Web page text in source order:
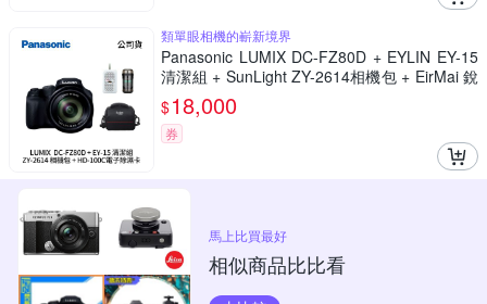
類單眼相機的嶄新境界
Panasonic LUMIX DC-FZ80D + EYLIN EY-15
清潔組 + SunLight ZY-2614相機包 + EirMai 銳
瑪 HD-100C電子除濕卡 FZ80D (公司貨)
$18,000
券
馬上比買最好
相似商品比比看